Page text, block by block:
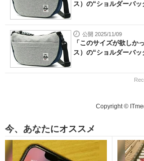
ス）の“ショルダーバ
公開 2025/11/09
「このサイズが欲しか
ス）の“ショルダーバ
Copyright ©
今、あなたにオススメ